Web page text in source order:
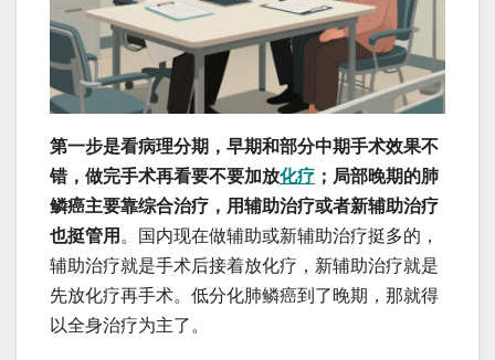
第一步是看病理分期，早期和部分中期手术效果不
错，做完手术再看要不要加放化疗 ；局部晚期的肺
鳞癌主要靠综合治疗，用辅助治疗或者新辅助治疗
也挺管用 。国内现在做辅助或新辅助治疗挺多的，
辅助治疗就是手术后接着放化疗，新辅助治疗就是
先放化疗再手术。低分化肺鳞癌到了晚期，那就得
以全身治疗为主了。